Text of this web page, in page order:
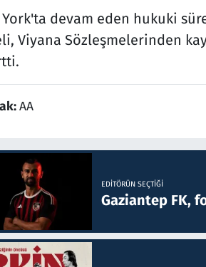
York'ta devam eden hukuki
Viyana Sözleşmelerinden
AA
EDITÖRÜN SEÇTIĞI
Gaziantep FK,